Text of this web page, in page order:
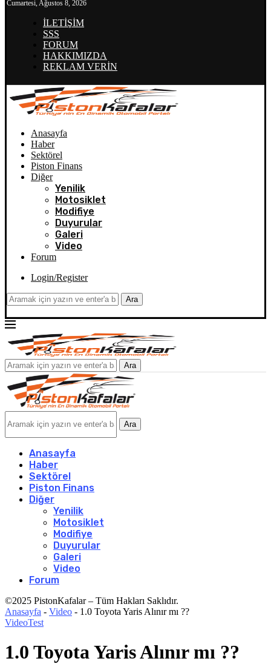
Cumartesi, Ağustos 8, 2026
İLETİŞİM
SSS
FORUM
HAKKIMIZDA
REKLAM VERİN
Anasayfa
Haber
Sektörel
Piston Finans
Diğer
Yenilik
Motosiklet
Modifiye
Duyurular
Galeri
Video
Forum
Login/Register
Ara
Ara
Ara
Anasayfa
Haber
Sektörel
Piston Finans
Diğer
Yenilik
Motosiklet
Modifiye
Duyurular
Galeri
Video
Forum
©2025 PistonKafalar – Tüm Hakları Saklıdır.
Anasayfa - Video - 1.0 Toyota Yaris Alınır mı ??
VideoTest
1.0 Toyota Yaris Alınır mı ??